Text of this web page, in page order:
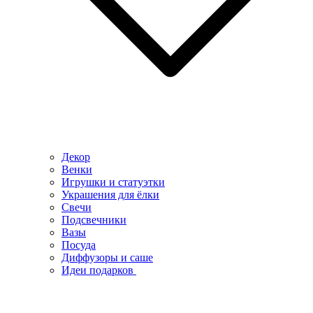
Декор
Венки
Игрушки и статуэтки
Украшения для ёлки
Свечи
Подсвечники
Вазы
Посуда
Диффузоры и саше
Идеи подарков